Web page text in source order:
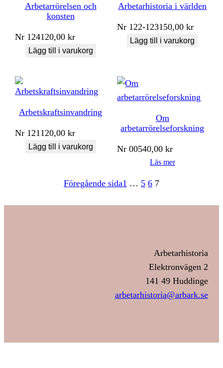
Arbetarrörelsen och
konsten
Nr 124120,00kr
Lägg till i varukorg
Arbetarhistoria i världen
Nr 122-123150,00kr
Lägg till i varukorg
Arbetskraftsinvandring
Nr 121120,00kr
Lägg till i varukorg
Om
arbetarrörelseforskning
Nr 00540,00kr
Läs mer
Föregående sida1 … 5 6 7
Arbetarhistoria
Elektronvägen 2
141 49 Huddinge
arbetarhistoria@arbark.se